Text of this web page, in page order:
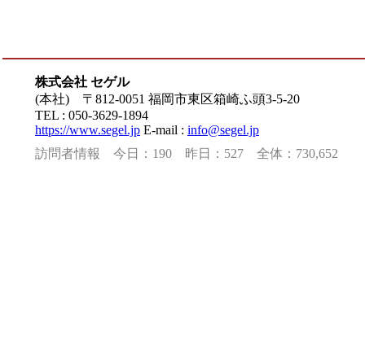
株式会社 セゲル
(本社) 〒812-0051 福岡市東区箱崎ふ頭3-5-20
TEL : 050-3629-1894
https://www.segel.jp E-mail : info@segel.jp
訪問者情報 今日：190 昨日：527 全体：730,652